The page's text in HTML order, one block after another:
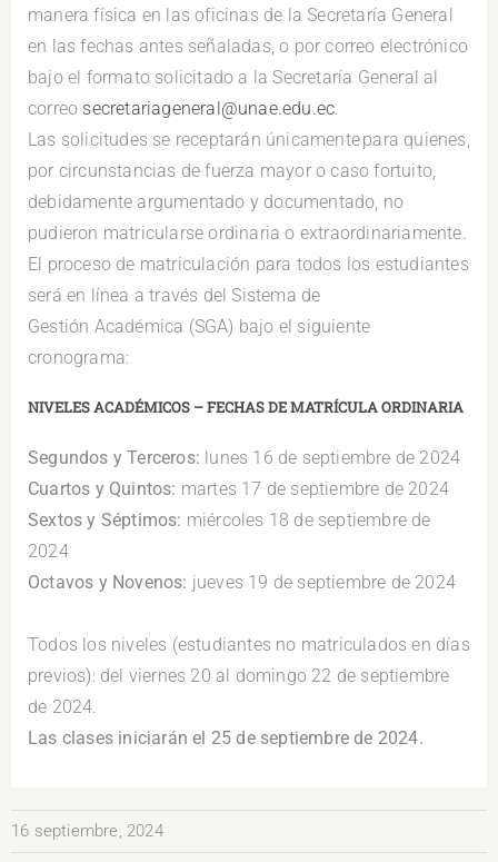
manera física en las oficinas de la Secretaría General
en las fechas antes señaladas, o por correo electrónico
bajo el formato solicitado a la Secretaría General al
correo secretariageneral@unae.edu.ec
Las solicitudes se receptarán únicamente para quienes,
por circunstancias de fuerza mayor o caso fortuito,
debidamente argumentado y documentado, no
pudieron matricularse ordinaria o extraordinariamente.
El proceso de matriculación para todos los estudiantes
será en línea a través del Sistema de
Gestión Académica (SGA) bajo el siguiente
cronograma:
NIVELES ACADÉMICOS – FECHAS DE MATRÍCULA ORDINARIA
Segundos y Terceros: lunes 16 de septiembre de 2024
Cuartos y Quintos: martes 17 de septiembre de 2024
Sextos y Séptimos: miércoles 18 de septiembre de
2024
Octavos y Novenos: jueves 19 de septiembre de 2024
Todos los niveles (estudiantes no matriculados en días
previos): del viernes 20 al domingo 22 de septiembre
de 2024.
Las clases iniciarán el 25 de septiembre de 2024.
16 septiembre, 2024